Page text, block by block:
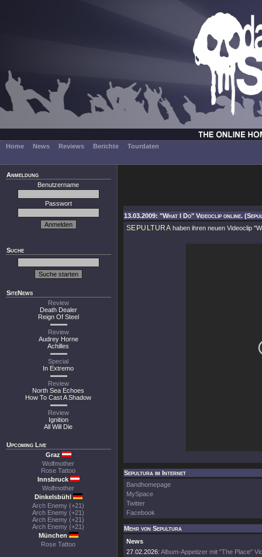
Home News Reviews Berichte Tourdaten
Anmeldung
Benutzername
Passwort
Suche
SiteNews
Review
Death Dealer
Reign Of Steel
Review
Audrey Horne
Achilles
Special
In Extremo
Review
North Sea Echoes
How To Cast A Shadow
Review
Ignition
All Will Die
Upcoming Live
Graz
Wolfmother
Rose Tattoo
Innsbruck
Wolfmother
Dinkelsbühl
Arch Enemy (+21)
Arch Enemy (+21)
Arch Enemy (+21)
Arch Enemy (+21)
München
Rose Tattoo
13.03.2009: "What I Do" Videoclip online.
SEPULTURA haben ihren neuen Videoclip
Sepultura im Internet
Bandhomepage
MySpace
Twitter
Facebook
Mehr von Sepultura
News
27.02.2026: Album-Appetizer mit "The Place"